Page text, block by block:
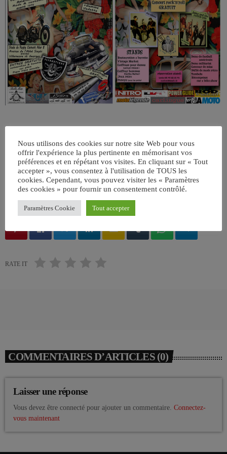
ÉCRIT PAR:JEAN-CLAUDE
email
RATE IT
COMMENTAIRES D’ARTICLES (0)
Laisser une réponse
Vous devez être connecté pour ajouter un commentaire. Connectez-
vous maintenant
Nous utilisons des cookies sur notre site Web pour vous
offrir l'expérience la plus pertinente en mémorisant vos
préférences et en répétant vos visites. En cliquant sur « Tout
accepter », vous consentez à l'utilisation de TOUS les
cookies. Cependant, vous pouvez visiter les « Paramètres
des cookies » pour fournir un consentement contrôlé.
Paramètres Cookie Tout accepter